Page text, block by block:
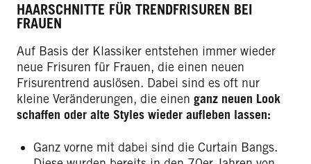
HAARSCHNITTE FÜR TRENDFRISUREN BEI
FRAUEN
Auf Basis der Klassiker entstehen immer wieder
neue Frisuren für Frauen, die einen neuen
Frisurentrend auslösen. Dabei sind es oft nur
kleine Veränderungen, die einen ganz neuen Look
schaffen oder alte Styles wieder aufleben lassen:
Ganz vorne mit dabei sind die Curtain Bangs.